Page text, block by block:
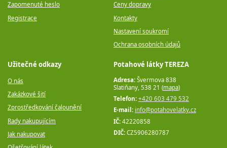
Potahové látky TEREZA
Adresa: Švermova 838
Slatiňany, 538 21 (mapa)
Telefon: +420 603 479 532
E-mail: info@potahovelatky.cz
IČ: 42220858
DIČ: CZ5906280787
Zapomenuté heslo
Registrace
Ceny dopravy
Kontakty
Nastavení soukromí
Ochrana osobních údajů
Užitečné odkazy
O nás
Zakázkové šití
Zprostředkování čalounění
Rady nakupujícím
Jak nakupovat